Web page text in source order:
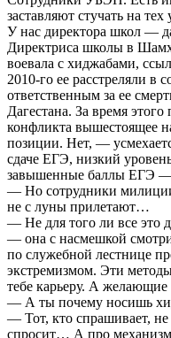
заставляют стучать на
У нас директора школ —
Директриса школы в
воевала с хиджабами,
2010-го ее расстреляли в
ответственным за ее
Дагестана. За время
конфликта вышестоящее
позиции. Нет, —
сдаче ЕГЭ, низкий
завышенные баллы ЕГЭ
— Но сотрудники
не с луны прилетают…
— Не для того ли все это
— она с насмешкой
по служебной лестнице
экстремизмом. Эти
тебе карьеру. А желающие
— А ты почему носишь
— Тот, кто спрашивает, не
спросит… А про